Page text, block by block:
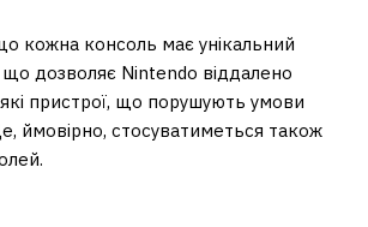
кожна консоль має унікальний
дозволяє Nintendo віддалено
пристрої, що порушують умови
ймовірно, стосуватиметься також